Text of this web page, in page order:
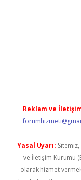
Reklam ve
Yasal Uyarı:
ve İletişim Kurumu
olarak hizmet